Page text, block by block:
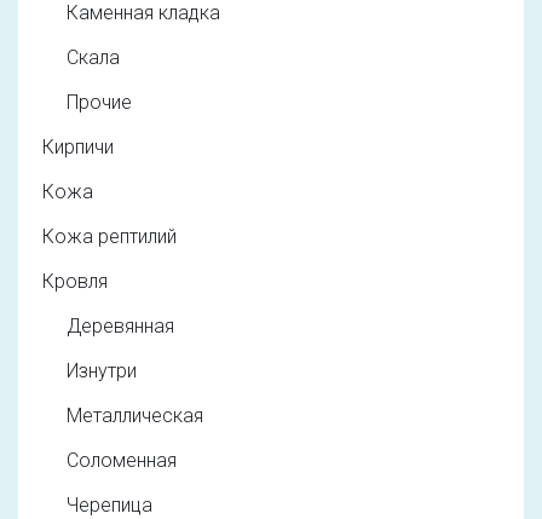
Каменная кладка
Скала
Прочие
Кирпичи
Кожа
Кожа рептилий
Кровля
Деревянная
Изнутри
Металлическая
Соломенная
Черепица